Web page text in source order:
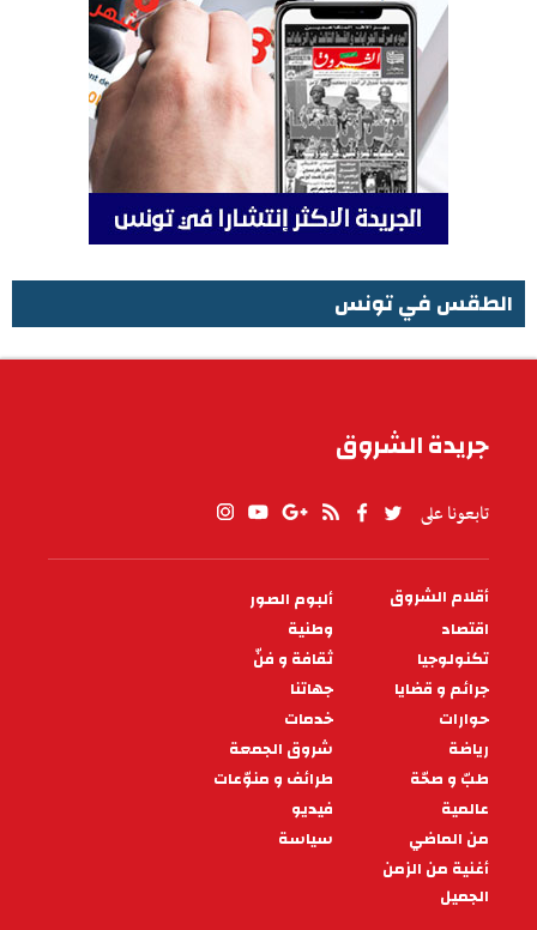
الطقس في تونس
جريدة الشروق
تابعونا على
PIED
DE
PAGE
أقلام الشروق
ألبوم الصور
اقتصاد
وطنية
تكنولوجيا
ثقافة و فنّ
جرائم و قضايا
جهاتنا
حوارات
خدمات
رياضة
شروق الجمعة
طبّ و صحّة
طرائف و منوّعات
عالمية
فيديو
من الماضي
سياسة
أغنية من الزمن
الجميل